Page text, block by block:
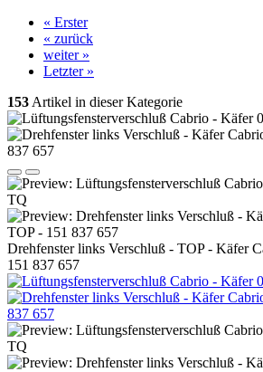
« Erster
« zurück
weiter »
Letzter »
153 Artikel in dieser Kategorie
Drehfenster links Verschluß - TOP - Käfer
151 837 657